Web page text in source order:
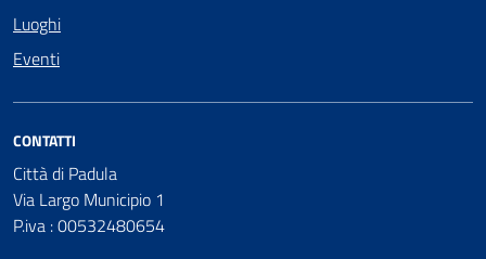
Luoghi
Eventi
CONTATTI
Città di Padula
Via Largo Municipio 1
P.iva : 00532480654